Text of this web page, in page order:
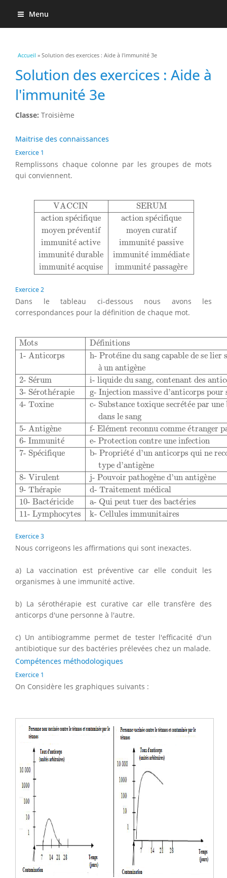
Menu
Vous êtes ici
Accueil » Solution des exercices : Aide à l'immunité 3e
Solution des exercices : Aide à
l'immunité 3e
Classe: Troisième
Maitrise des connaissances
Exercice 1
Remplissons chaque colonne par les groupes de mots
qui conviennent.
VACCIN
SERUM
action spécifique action spécifique
moyen préventif
moyen curatif
immunité active immunité passive
immunité durable immunité immédiate
immunité acquise immunité passagère
VACCINSERUMaction spécifiqueaction spécifique
Exercice 2
Dans le tableau ci-dessous nous avons les
correspondances pour la définition de chaque mot.
Mots Définitions
1- Anticorps
h- Protéine du sang capable de se lier
à un antigène
2- Sérum
i- liquide du sang, contenant des
3- Sérothérapie
g- Injection massive d’anticorps pour
4- Toxine
c- Substance toxique secrétée par une
dans le sang
5- Antigène f- Elément reconnu comme étranger
6- Immunité
e- Protection contre une infection
7- Spécifique b- Propriété d’un anticorps qui ne
type d’antigène
8- Virulent
j- Pouvoir pathogène d’un antigène
9- Thérapie d- Traitement médical
10- Bactéricide a- Qui peut tuer des bactéries
11- Lymphocytes
k- Cellules immunitaires
MotsDéfinitions1- Anticorpsh- Protéine du sang
Exercice 3
Nous corrigeons les affirmations qui sont inexactes.
a) La vaccination est préventive car elle conduit les
organismes à une immunité active.
b) La sérothérapie est curative car elle transfère des
anticorps d'une personne à l'autre.
c) Un antibiogramme permet de tester l'efficacité d'un
antibiotique sur des bactéries prélevées chez un malade.
Compétences méthodologiques
Exercice 1
On Considère les graphiques suivants :